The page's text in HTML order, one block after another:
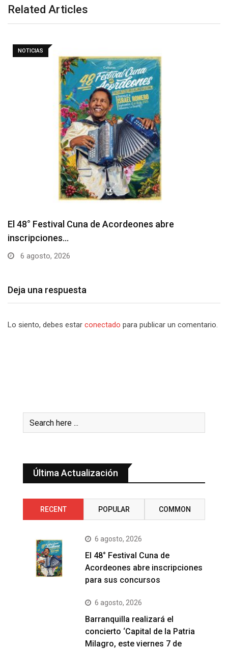
Related Articles
NOTICIAS
Barranquilla realizará el concierto ‘Capital de la
6 agosto, 2026
Deja una respuesta
Lo siento, debes estar conectado para publicar un comentario.
Última Actualización
RECENT POPULAR COMMON
6 agosto, 2026
El 48° Festival Cuna de
Acordeones abre inscripciones
para sus concursos
6 agosto, 2026
Barranquilla realizará el
concierto ‘Capital de la Patria
Milagro, este viernes 7 de